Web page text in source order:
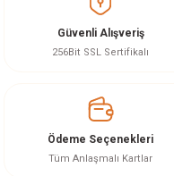
Görüş ve önerileriniz için
Ürün resmi kalitesiz, bozuk
Ürün bilgilerinde hatalar
Bu ürüne benzer farklı
Güvenli Alışveriş
256Bit SSL Sertifikalı
Ödeme Seçenekleri
Tüm Anlaşmalı Kartlar